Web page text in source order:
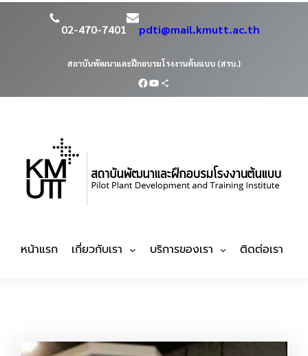
02-470-7401 pdti@mail.kmutt.ac.th
สถาบันพัฒนาและฝึกอบรมโรงงานต้นแบบ (สรบ.)
Facebook
YouTube
Share Icon
หน้าแรก เกี่ยวกับเรา บริการของเรา ติดต่อเรา